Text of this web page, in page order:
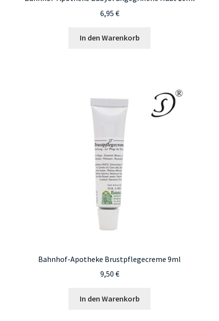
6,95 €
In den Warenkorb
Bahnhof-Apotheke Brustpflegecreme 9ml
9,50 €
In den Warenkorb